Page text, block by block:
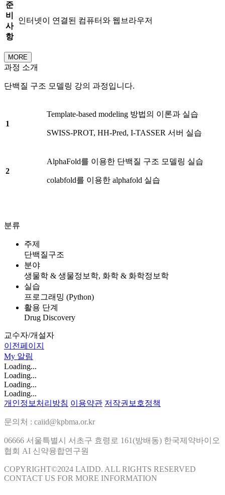
준
비
사
항
인터넷이 연결된 컴퓨터와 웹브라우저
MORE
과정 소개
단백질 구조 모델링 강의 과정입니다.
1
Template-based modeling 방법의 이론과 실습
SWISS-PROT, HH-Pred, I-TASSER 서버 실습
2
AlphaFold를 이용한 단백질 구조 모델링 실습
colabfold를 이용한 alphafold 실습
분류
주제
단백질구조
분야
생물학 & 생물정보학, 화학 & 화학정보학
실습
프로그래밍 (Python)
활용 단계
Drug Discovery
교수자/개설자
이전페이지
My 알림
Loading...
Loading...
Loading...
Loading...
개인정보처리방침 이용약관 저작권보호정책
문의처 : caiid@kpbma.or.kr
06666 서울특별시 서초구 효령로 161(방배동) 한국제약바이오
협회 AI 신약융합연구원
COPYRIGHT©2024 LAIDD. ALL RIGHTS RESERVED
CONTACT US FOR MORE INFORMATION